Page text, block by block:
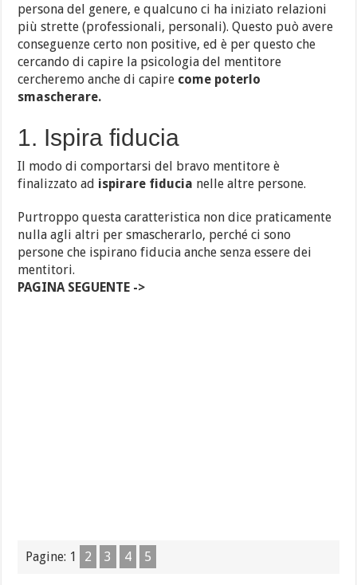
persona del genere, e qualcuno ci ha iniziato relazioni
più strette (professionali, personali). Questo può avere
conseguenze certo non positive, ed è per questo che
cercando di capire la psicologia del mentitore
cercheremo anche di capire come poterlo
smascherare.
1. Ispira fiducia
Il modo di comportarsi del bravo mentitore è
finalizzato ad ispirare fiducia nelle altre persone.
Purtroppo questa caratteristica non dice praticamente
nulla agli altri per smascherarlo, perché ci sono
persone che ispirano fiducia anche senza essere dei
mentitori.
PAGINA SEGUENTE ->
Pagine: 1 2 3 4 5